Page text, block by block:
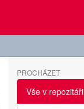
PROCHÁZET
Vše v repozitáři